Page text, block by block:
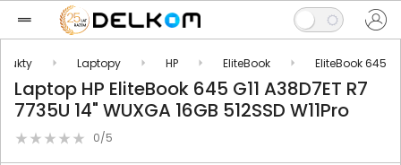
Laptopy HP EliteBook EliteBook 645
Laptop HP EliteBook 645 G11 A38D7ET R7
7735U 14" WUXGA 16GB 512SSD W11Pro
0/5